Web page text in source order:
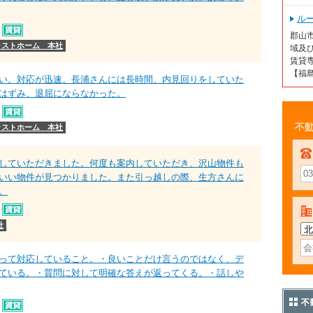
ストホーム 本社
。対応が迅速。長浦さんには長時間、内見回りをしていた
ずみ、退屈にならなかった。
ストホーム 本社
ていただきました。何度も案内していただき、沢山物件も
い物件が見つかりました。また引っ越しの際、生方さんに
て対応していること。・良いことだけ言うのではなく、デ
いる。・質問に対して明確な答えが返ってくる。・話しや
ル
郡山
域及
賃貸
【福
不動